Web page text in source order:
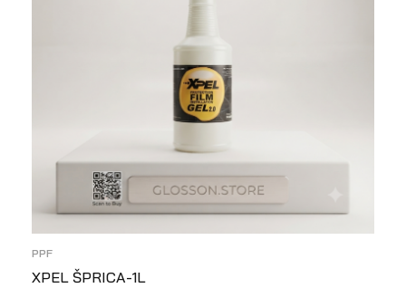
PPF
XPEL ŠPRICA-1L